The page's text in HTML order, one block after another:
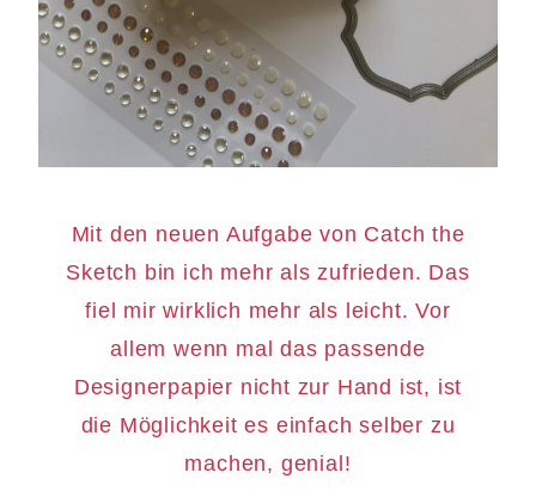
Mit den neuen Aufgabe von Catch the
Sketch bin ich mehr als zufrieden. Das
fiel mir wirklich mehr als leicht. Vor
allem wenn mal das passende
Designerpapier nicht zur Hand ist, ist
die Möglichkeit es einfach selber zu
machen, genial!